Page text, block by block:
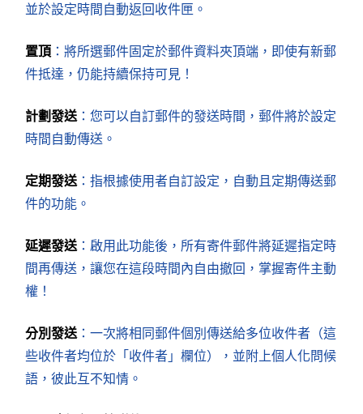
並於設定時間自動返回收件匣。
置頂 ：將所選郵件固定於郵件資料夾頂端，即使有新郵
件抵達，仍能持續保持可見！
計劃發送：您可以自訂郵件的發送時間，郵件將於設定
時間自動傳送。
定期發送：指根據使用者自訂設定，自動且定期傳送郵
件的功能。
延遲發送：啟用此功能後，所有寄件郵件將延遲指定時
間再傳送，讓您在這段時間內自由撤回，掌握寄件主動
權！
分別發送：一次將相同郵件個別傳送給多位收件者（這
些收件者均位於「收件者」欄位），並附上個人化問候
語，彼此互不知情。